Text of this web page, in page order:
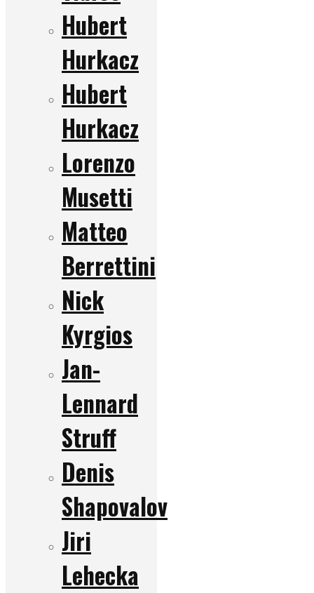
Hubert
Hurkacz
Hubert
Hurkacz
Lorenzo
Musetti
Matteo
Berrettini
Nick
Kyrgios
Jan-
Lennard
Struff
Denis
Shapovalov
Jiri
Lehecka